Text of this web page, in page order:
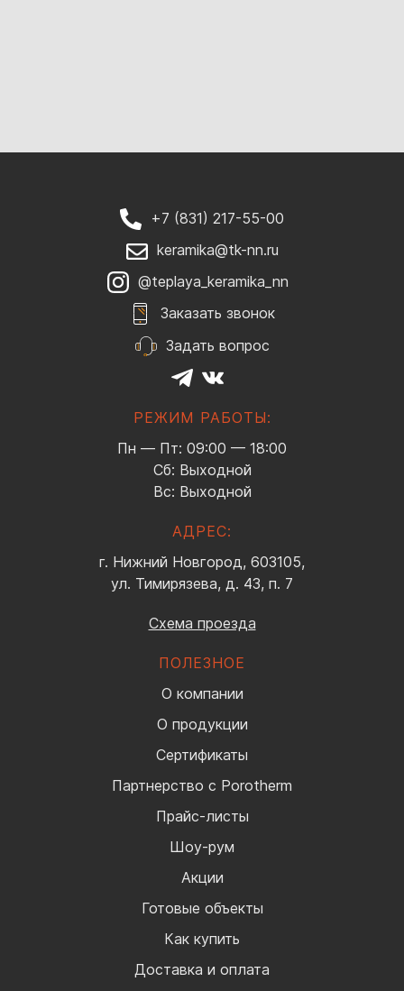
+7 (831) 217-55-00
keramika@tk-nn.ru
@teplaya_keramika_nn
Заказать звонок
Задать вопрос
РЕЖИМ РАБОТЫ:
Пн — Пт: 09:00 — 18:00
Сб: Выходной
Вс: Выходной
АДРЕС:
г. Нижний Новгород, 603105,
ул. Тимирязева, д. 43, п. 7
Схема проезда
ПОЛЕЗНОЕ
О компании
О продукции
Сертификаты
Партнерство с Porotherm
Прайс-листы
Шоу-рум
Акции
Готовые объекты
Как купить
Доставка и оплата